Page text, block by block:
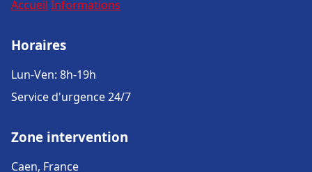
Accueil Informations
Horaires
Lun-Ven: 8h-19h
Service d'urgence 24/7
Zone intervention
Caen, France